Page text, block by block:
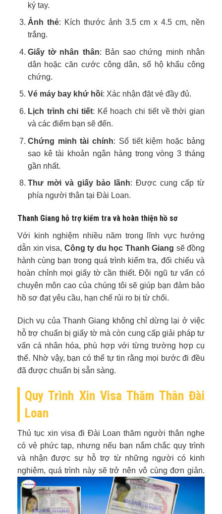
ký tay.
Ảnh thẻ: Kích thước ảnh 3.5 cm x 4.5 cm, nền
trắng.
Giấy tờ nhân thân: Bản sao chứng minh nhân
dân hoặc căn cước công dân, sổ hộ khẩu công
chứng.
Vé máy bay khứ hồi: Xác nhận đặt vé đầy đủ.
Lịch trình chi tiết: Kế hoạch chi tiết về thời gian
và các điểm bạn sẽ đến.
Chứng minh tài chính: Sổ tiết kiệm hoặc bảng
sao kê tài khoản ngân hàng trong vòng 3 tháng
gần nhất.
Thư mời và giấy bảo lãnh: Được cung cấp từ
phía người thân tại Đài Loan.
Thanh Giang hỗ trợ kiểm tra và hoàn thiện hồ sơ
Với kinh nghiệm nhiều năm trong lĩnh vực hướng
dẫn xin visa, Công ty du học Thanh Giang sẽ đồng
hành cùng bạn trong quá trình kiểm tra, đối chiếu và
hoàn chỉnh mọi giấy tờ cần thiết. Đội ngũ tư vấn có
chuyên môn cao của chúng tôi sẽ giúp bạn đảm bảo
hồ sơ đạt yêu cầu, hạn chế rủi ro bị từ chối.
Dịch vụ của Thanh Giang không chỉ dừng lại ở việc
hỗ trợ chuẩn bị giấy tờ mà còn cung cấp giải pháp tư
vấn cá nhân hóa, phù hợp với từng trường hợp cụ
thể. Nhờ vậy, bạn có thể tự tin rằng mọi bước đi đều
đã được chuẩn bị sẵn sàng.
Quy Trình Xin Visa Thăm Thân Đài
Loan
Thủ tục xin visa đi Đài Loan thăm người thân nghe
có vẻ phức tạp, nhưng nếu bạn nắm chắc quy trình
và nhận được sự hỗ trợ từ những người có kinh
nghiệm, quá trình này sẽ trở nên vô cùng đơn giản.